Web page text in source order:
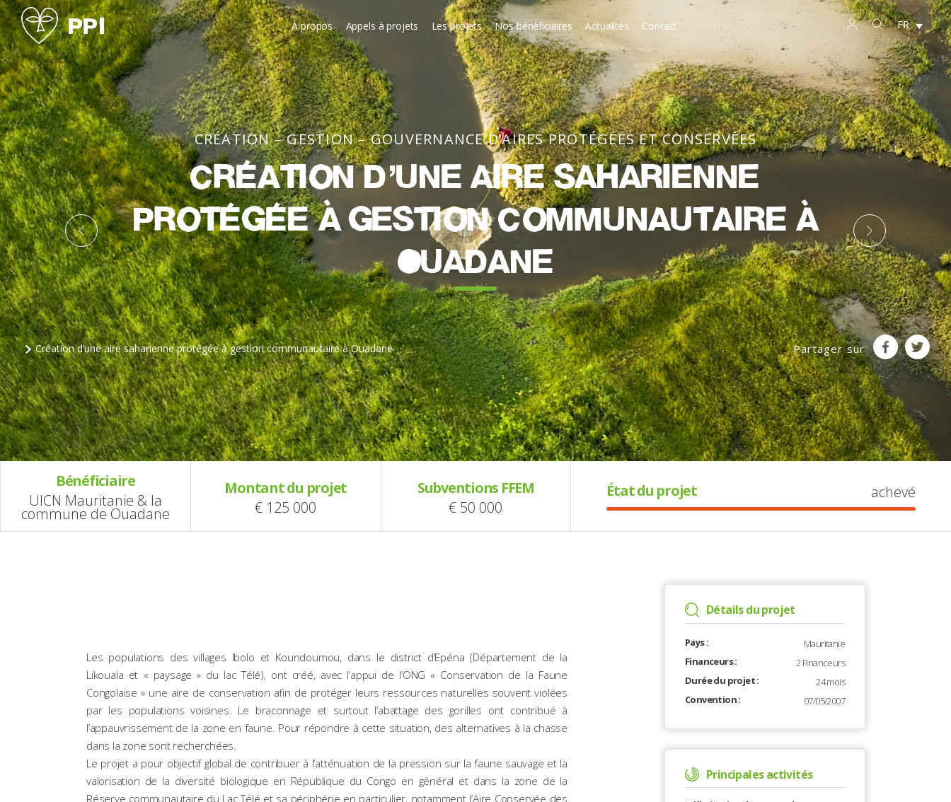
À propos Appels à projets Les projets Nos bénéficiaires Actualités Contact FR
CRÉATION – GESTION – GOUVERNANCE D’AIRES PROTÉGÉES ET CONSERVÉES
Création d’une aire saharienne
protégée à gestion communautaire à
Ouadane
Création d’une aire saharienne protégée à gestion communautaire à Ouadane Partager sur
Bénéficiaire
UICN Mauritanie & la
commune de Ouadane
Montant du projet
€ 125 000
Subventions FFEM
€ 50 000
État du projet achevé
Les populations des villages Ibolo et Koundoumou, dans le district d’Epéna (Département de la
Likouala et « paysage » du lac Télé), ont créé, avec l’appui de l’ONG « Conservation de la Faune
Congolaise » une aire de conservation afin de protéger leurs ressources naturelles souvent violées
par les populations voisines. Le braconnage et surtout l’abattage des gorilles ont contribué à
l’appauvrissement de la zone en faune. Pour répondre à cette situation, des alternatives à la chasse
dans la zone sont recherchées.
Le projet a pour objectif global de contribuer à l’atténuation de la pression sur la faune sauvage et la
valorisation de la diversité biologique en République du Congo en général et dans la zone de la
Réserve communautaire du Lac Télé et sa périphérie en particulier, notamment l’Aire Conservée des
Détails du projet
Pays :
Mauritanie
Financeurs :
2 Financeurs
Durée du projet :
24 mois
Convention :
07/05/2007
Principales activités